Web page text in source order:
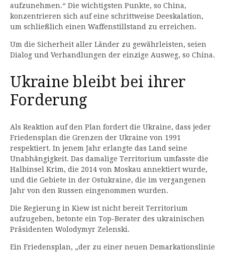
aufzunehmen.“ Die wichtigsten Punkte, so China,
konzentrieren sich auf eine schrittweise Deeskalation,
um schließlich einen Waffenstillstand zu erreichen.
Um die Sicherheit aller Länder zu gewährleisten, seien
Dialog und Verhandlungen der einzige Ausweg, so China.
Ukraine bleibt bei ihrer
Forderung
Als Reaktion auf den Plan fordert die Ukraine, dass jeder
Friedensplan die Grenzen der Ukraine von 1991
respektiert. In jenem Jahr erlangte das Land seine
Unabhängigkeit. Das damalige Territorium umfasste die
Halbinsel Krim, die 2014 von Moskau annektiert wurde,
und die Gebiete in der Ostukraine, die im vergangenen
Jahr von den Russen eingenommen wurden.
Die Regierung in Kiew ist nicht bereit Territorium
aufzugeben, betonte ein Top-Berater des ukrainischen
Präsidenten Wolodymyr Zelenski.
Ein Friedensplan, „der zu einer neuen Demarkationslinie